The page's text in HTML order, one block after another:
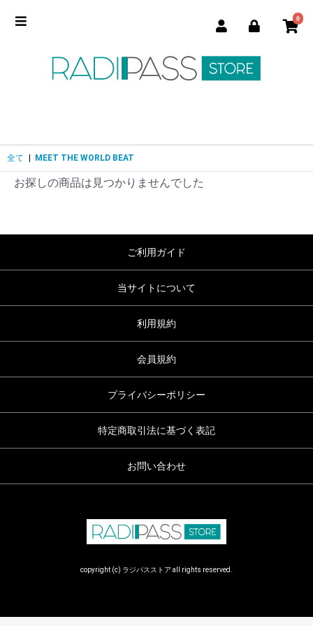
0
全て MEET THE WORLD BEAT
お探しの商品は見つかりませんでした
ご利用ガイド
当サイトについて
利用規約
会員規約
プライバシーポリシー
特定商取引法に基づく表記
お問い合わせ
copyright (c) ラジパスストア all rights reserved.